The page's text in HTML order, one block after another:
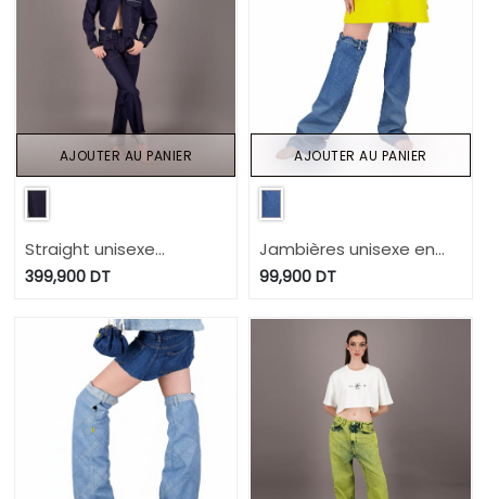
Straight unisexe
selvedge avec revers en
Look - TUNIS FASHION
WEEK 2024
399,900DT
AJOUTER AU PANIER
Jambières unisexe en
jeans Modular - TUNIS
99,900 DT
AJOUTER AU PANIER